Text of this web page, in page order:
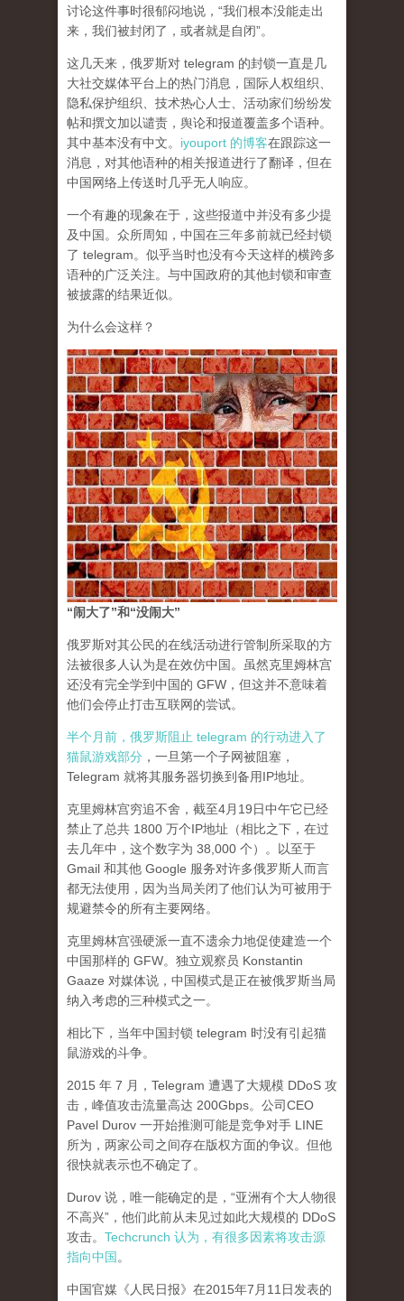
讨论这件事时很郁闷地说，“我们根本没能走出
来，我们被封闭了，或者就是自闭”。
这几天来，俄罗斯对 telegram 的封锁一直是几
大社交媒体平台上的热门消息，国际人权组织、
隐私保护组织、技术热心人士、活动家们纷纷发
帖和撰文加以谴责，舆论和报道覆盖多个语种。
其中基本没有中文。 iyouport 的博客在跟踪这一
消息，对其他语种的相关报道进行了翻译，但在
中国网络上传送时几乎无人响应。
一个有趣的现象在于，这些报道中并没有多少提
及中国。众所周知，中国在三年多前就已经封锁
了 telegram。似乎当时也没有今天这样的横跨多
语种的广泛关注。与中国政府的其他封锁和审查
被披露的结果近似。
为什么会这样？
“闹大了”和“没闹大”
俄罗斯对其公民的在线活动进行管制所采取的方
法被很多人认为是在效仿中国。虽然克里姆林宫
还没有完全学到中国的 GFW，但这并不意味着
他们会停止打击互联网的尝试。
半个月前，俄罗斯阻止 telegram 的行动进入了
猫鼠游戏部分 ，一旦第一个子网被阻塞，
Telegram 就将其服务器切换到备用IP地址。
克里姆林宫穷追不舍，截至4月19日中午它已经
禁止了总共 1800 万个IP地址（相比之下，在过
去几年中，这个数字为 38,000 个）。以至于
Gmail 和其他 Google 服务对许多俄罗斯人而言
都无法使用，因为当局关闭了他们认为可被用于
规避禁令的所有主要网络。
克里姆林宫强硬派一直不遗余力地促使建造一个
中国那样的 GFW。独立观察员 Konstantin
Gaaze 对媒体说，中国模式是正在被俄罗斯当局
纳入考虑的三种模式之一。
相比下，当年中国封锁 telegram 时没有引起猫
鼠游戏的斗争。
2015 年 7 月，Telegram 遭遇了大规模 DDoS 攻
击，峰值攻击流量高达 200Gbps。公司CEO
Pavel Durov 一开始推测可能是竞争对手 LINE
所为，两家公司之间存在版权方面的争议。但他
很快就表示也不确定了。
Durov 说，唯一能确定的是，“亚洲有个大人物很
不高兴”，他们此前从未见过如此大规模的 DDoS
攻击。 Techcrunch 认为，有很多因素将攻击源
指向中国 。
中国官媒《人民日报》在2015年7月11日发表的